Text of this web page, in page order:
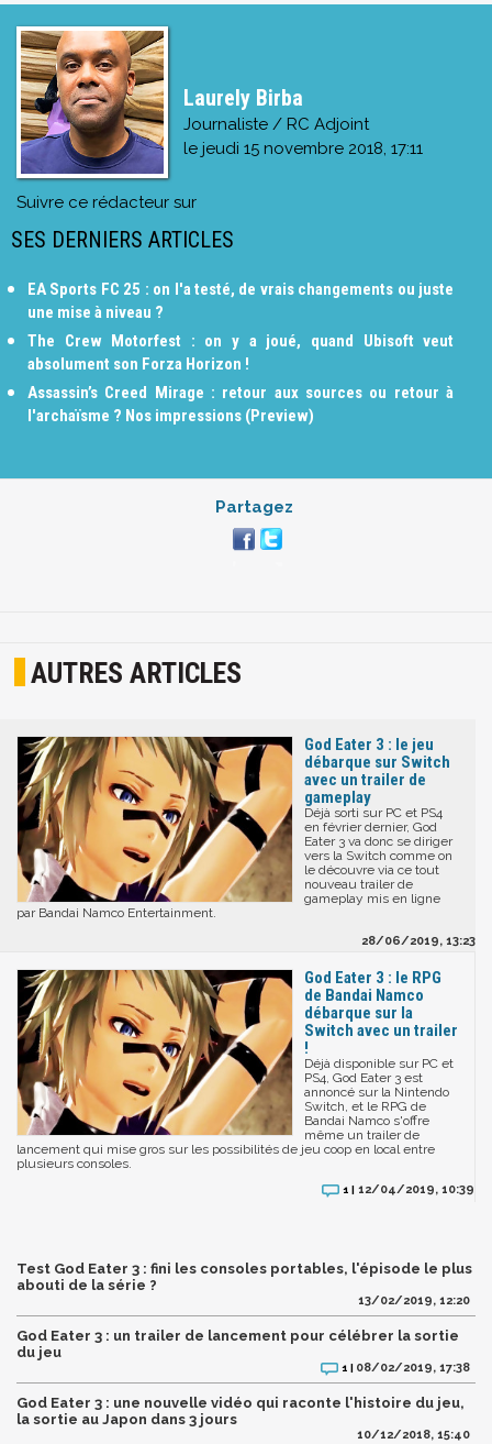
Laurely Birba
Journaliste / RC Adjoint
le jeudi 15 novembre 2018, 17:11
Suivre ce rédacteur sur
SES DERNIERS ARTICLES
EA Sports FC 25 : on l'a testé, de vrais changements ou juste
une mise à niveau ?
The Crew Motorfest : on y a joué, quand Ubisoft veut
absolument son Forza Horizon !
Assassin’s Creed Mirage : retour aux sources ou retour à
l'archaïsme ? Nos impressions (Preview)
Partagez
AUTRES ARTICLES
God Eater 3 : le jeu
débarque sur Switch
avec un trailer de
gameplay
Déjà sorti sur PC et PS4
en février dernier, God
Eater 3 va donc se diriger
vers la Switch comme on
le découvre via ce tout
nouveau trailer de
gameplay mis en ligne
par Bandai Namco Entertainment.
28/06/2019, 13:23
God Eater 3 : le RPG
de Bandai Namco
débarque sur la
Switch avec un trailer
!
Déjà disponible sur PC et
PS4, God Eater 3 est
annoncé sur la Nintendo
Switch, et le RPG de
Bandai Namco s'offre
même un trailer de
lancement qui mise gros sur les possibilités de jeu coop en local entre
plusieurs consoles.
1 | 12/04/2019, 10:39
Test God Eater 3 : fini les consoles portables, l'épisode le plus
abouti de la série ?
13/02/2019, 12:20
God Eater 3 : un trailer de lancement pour célébrer la sortie
du jeu
1 | 08/02/2019, 17:38
God Eater 3 : une nouvelle vidéo qui raconte l'histoire du jeu,
la sortie au Japon dans 3 jours
10/12/2018, 15:40